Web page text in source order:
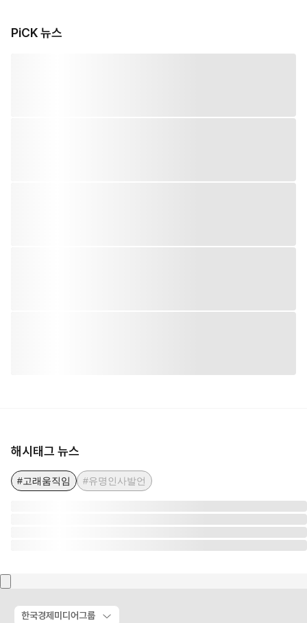
PiCK 뉴스
해시태그 뉴스
#고래움직임 #유명인사발언
한국경제미디어그룹